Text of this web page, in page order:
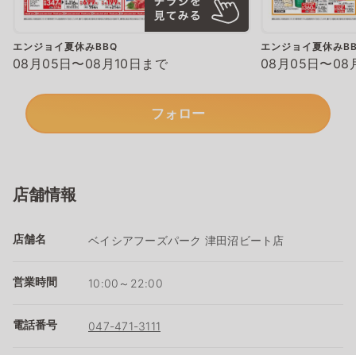
エンジョイ夏休みBBQ
08月05日〜08月10日まで
エンジョイ夏休み
08月05日〜08
フォロー
店舗情報
店舗名 ベイシアフーズパーク 津田沼ビート店
営業時間 10:00～22:00
電話番号 047-471-3111